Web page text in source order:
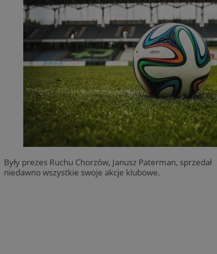
Były prezes Ruchu Chorzów, Janusz Paterman, sprzedał
niedawno wszystkie swoje akcje klubowe.